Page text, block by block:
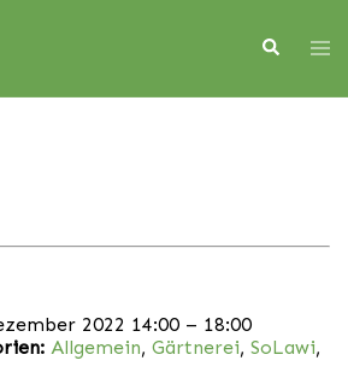
Search
2022 14:00 – 18:00
Allgemein, Gärtnerei, SoLawi,